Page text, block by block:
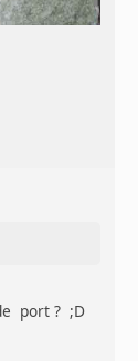
port ? ;D